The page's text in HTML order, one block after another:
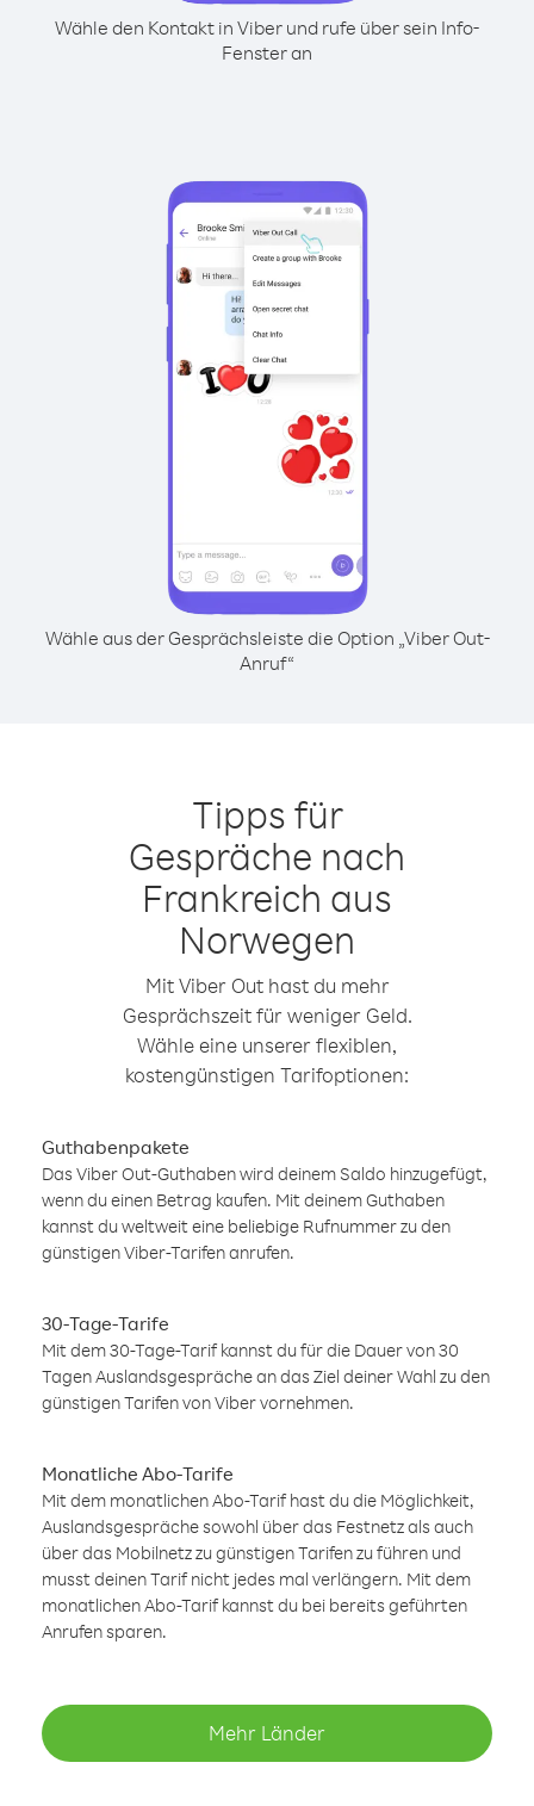
Wähle den Kontakt in Viber und rufe über sein Info-
Fenster an
Wähle aus der Gesprächsleiste die Option „Viber Out-
Anruf“
Tipps für
Gespräche nach
Frankreich aus
Norwegen
Mit Viber Out hast du mehr
Gesprächszeit für weniger Geld.
Wähle eine unserer flexiblen,
kostengünstigen Tarifoptionen:
Guthabenpakete
Das Viber Out-Guthaben wird deinem Saldo hinzugefügt,
wenn du einen Betrag kaufen. Mit deinem Guthaben
kannst du weltweit eine beliebige Rufnummer zu den
günstigen Viber-Tarifen anrufen.
30-Tage-Tarife
Mit dem 30-Tage-Tarif kannst du für die Dauer von 30
Tagen Auslandsgespräche an das Ziel deiner Wahl zu den
günstigen Tarifen von Viber vornehmen.
Monatliche Abo-Tarife
Mit dem monatlichen Abo-Tarif hast du die Möglichkeit,
Auslandsgespräche sowohl über das Festnetz als auch
über das Mobilnetz zu günstigen Tarifen zu führen und
musst deinen Tarif nicht jedes mal verlängern. Mit dem
monatlichen Abo-Tarif kannst du bei bereits geführten
Anrufen sparen.
Mehr Länder